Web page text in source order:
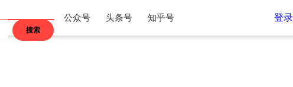
搜索
公众号 头条号 知乎号 登录